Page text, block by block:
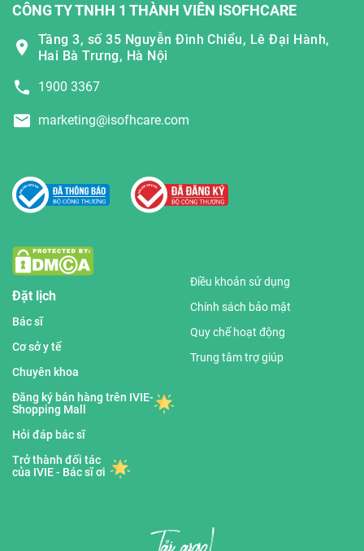
CÔNG TY TNHH 1 THÀNH VIÊN ISOFHCARE
Tầng 3, số 35 Nguyễn Đình Chiểu, Lê Đại Hành,
Hai Bà Trưng, Hà Nội
1900 3367
marketing@isofhcare.com
Đặt lịch
Bác sĩ
Cơ sở y tế
Chuyên khoa
Đăng ký bán hàng trên IVIE-
Shopping Mall
Hỏi đáp bác sĩ
Trở thành đối tác
của IVIE - Bác sĩ ơi
Điều khoản sử dụng
Chính sách bảo mật
Quy chế hoạt động
Trung tâm trợ giúp